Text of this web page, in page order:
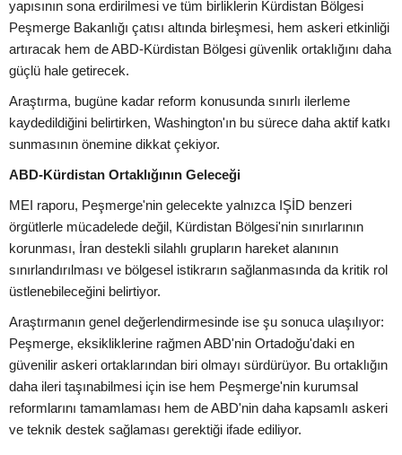
yapısının sona erdirilmesi ve tüm birliklerin Kürdistan Bölgesi
Peşmerge Bakanlığı çatısı altında birleşmesi, hem askeri etkinliği
artıracak hem de ABD-Kürdistan Bölgesi güvenlik ortaklığını daha
güçlü hale getirecek.
Araştırma, bugüne kadar reform konusunda sınırlı ilerleme
kaydedildiğini belirtirken, Washington'ın bu sürece daha aktif katkı
sunmasının önemine dikkat çekiyor.
ABD-Kürdistan Ortaklığının Geleceği
MEI raporu, Peşmerge'nin gelecekte yalnızca IŞİD benzeri
örgütlerle mücadelede değil, Kürdistan Bölgesi'nin sınırlarının
korunması, İran destekli silahlı grupların hareket alanının
sınırlandırılması ve bölgesel istikrarın sağlanmasında da kritik rol
üstlenebileceğini belirtiyor.
Araştırmanın genel değerlendirmesinde ise şu sonuca ulaşılıyor:
Peşmerge, eksikliklerine rağmen ABD'nin Ortadoğu'daki en
güvenilir askeri ortaklarından biri olmayı sürdürüyor. Bu ortaklığın
daha ileri taşınabilmesi için ise hem Peşmerge'nin kurumsal
reformlarını tamamlaması hem de ABD'nin daha kapsamlı askeri
ve teknik destek sağlaması gerektiği ifade ediliyor.